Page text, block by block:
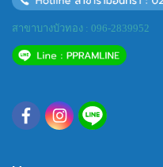
สาขาบางบัวทอง : 096-2839952